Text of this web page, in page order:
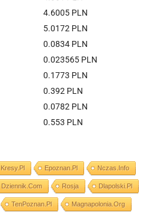
4.6005 PLN
5.0172 PLN
0.0834 PLN
0.023565 PLN
0.1773 PLN
0.392 PLN
0.0782 PLN
0.553 PLN
Kresy.pl Epoznan.pl Nczas.info
Dziennik.com Rosja Dlapolski.pl
TenPoznan.pl Magnapolonia.org